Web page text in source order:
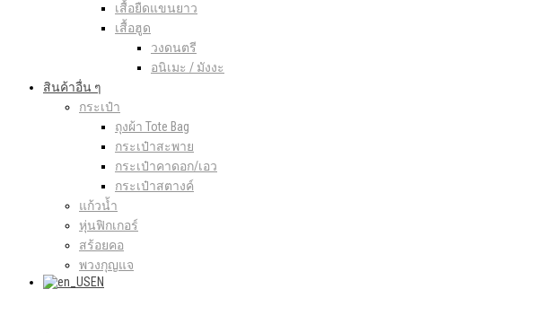
เสื้อยืดแขนยาว
เสื้อฮูด
วงดนตรี
อนิเมะ / มังงะ
สินค้าอื่น ๆ
กระเป๋า
ถุงผ้า Tote Bag
กระเป๋าสะพาย
กระเป๋าคาดอก/เอว
กระเป๋าสตางค์
แก้วน้ำ
หุ่นฟิกเกอร์
สร้อยคอ
พวงกุญแจ
EN